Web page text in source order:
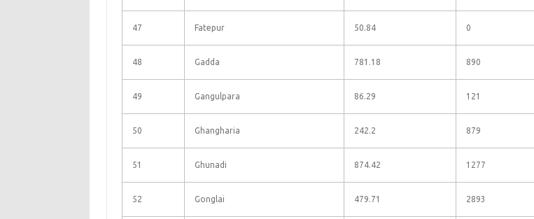
47 Fatepur 50.84 0
48 Gadda 781.18 890
49 Gangulpara 86.29 121
50 Ghangharia 242.2 879
51 Ghunadi 874.42 1277
52 Gonglai 479.71 2893